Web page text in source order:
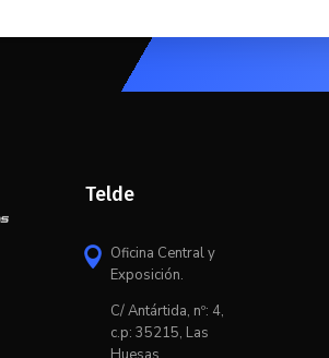
Telde
 Oficina Central y
Exposición.
C/ Antártida, nº: 4,
c.p: 35215, Las